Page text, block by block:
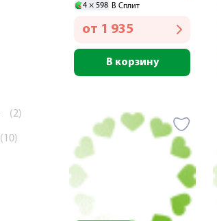
(2)
(10)
4 × 598 В Сплит
от 1 935
В корзину